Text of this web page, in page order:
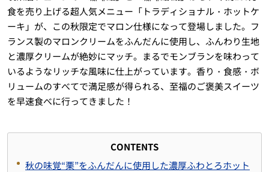
食を売り上げる超人気メニュー「トラディショナル・ホットケ
ーキ」が、この秋限定でマロン仕様になって登場しました。フ
ランス製のマロンクリームをふんだんに使用し、ふんわり生地
と濃厚クリームが絶妙にマッチ。まるでモンブランを味わって
いるようなリッチな風味に仕上がっています。香り・食感・ボ
リュームのすべてで満足感が得られる、至福のご褒美スイーツ
を早速食べに行ってきました！
CONTENTS
秋の味覚“栗”をふんだんに使用した濃厚ふわとろホット